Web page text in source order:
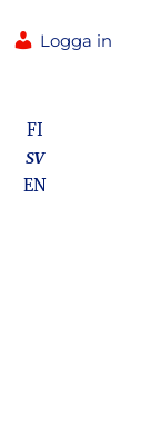
Logga in
FI
SV
EN